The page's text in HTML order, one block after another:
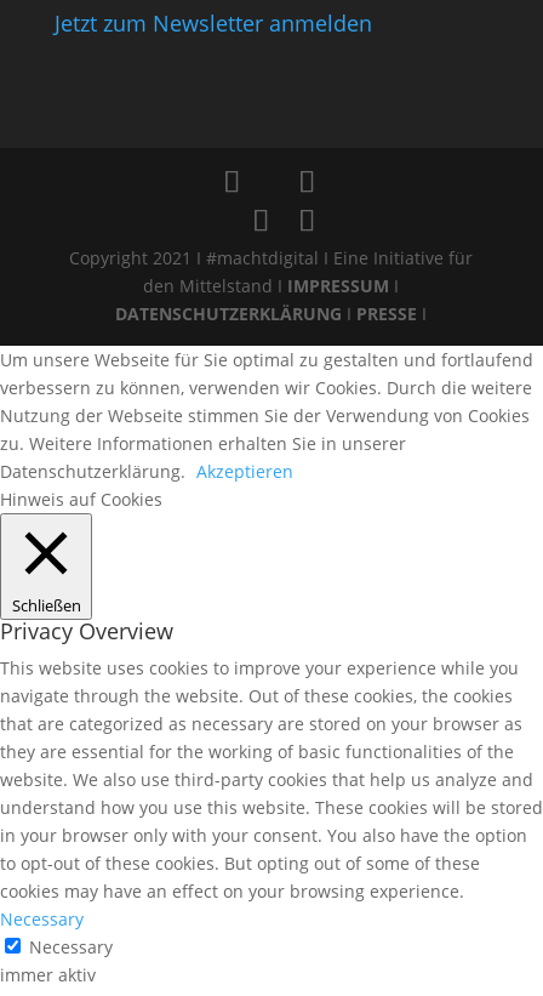
Jetzt zum Newsletter anmelden
Copyright 2021 I #machtdigital I Eine Initiative für
den Mittelstand I IMPRESSUM I
DATENSCHUTZERKLÄRUNG I PRESSE I
Um unsere Webseite für Sie optimal zu gestalten und fortlaufend
verbessern zu können, verwenden wir Cookies. Durch die weitere
Nutzung der Webseite stimmen Sie der Verwendung von Cookies
zu. Weitere Informationen erhalten Sie in unserer
Datenschutzerklärung. Akzeptieren
Hinweis auf Cookies
Schließen
Privacy Overview
This website uses cookies to improve your experience while you
navigate through the website. Out of these cookies, the cookies
that are categorized as necessary are stored on your browser as
they are essential for the working of basic functionalities of the
website. We also use third-party cookies that help us analyze and
understand how you use this website. These cookies will be stored
in your browser only with your consent. You also have the option
to opt-out of these cookies. But opting out of some of these
cookies may have an effect on your browsing experience.
Necessary
Necessary
immer aktiv